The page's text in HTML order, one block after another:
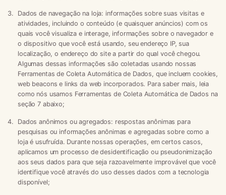
Dados de navegação na loja: informações sobre suas visitas e
atividades, incluindo o conteúdo (e quaisquer anúncios) com os
quais você visualiza e interage, informações sobre o navegador e
o dispositivo que você está usando, seu endereço IP, sua
localização, o endereço do site a partir do qual você chegou.
Algumas dessas informações são coletadas usando nossas
Ferramentas de Coleta Automática de Dados, que incluem cookies,
web beacons e links da web incorporados. Para saber mais, leia
como nós usamos Ferramentas de Coleta Automática de Dados na
seção 7 abaixo;
Dados anônimos ou agregados: respostas anônimas para
pesquisas ou informações anônimas e agregadas sobre como a
loja é usufruída. Durante nossas operações, em certos casos,
aplicamos um processo de desidentificação ou pseudonimização
aos seus dados para que seja razoavelmente improvável que você
identifique você através do uso desses dados com a tecnologia
disponível;